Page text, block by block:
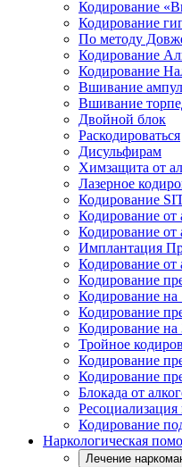
Кодирование
Кодирование
По методу
Кодирование
Кодирование
Вшивание
Вшивание
Двойной блок
Раскодироваться
Дисульфирам
Химзащита от
Лазерное
Кодирование
Кодирование от
Кодирование от
Имплантация
Кодирование от
Кодирование
Кодирование на
Кодирование
Кодирование на
Тройное
Кодирование
Кодирование
Блокада от
Кодирование
Наркологическая
Лечение